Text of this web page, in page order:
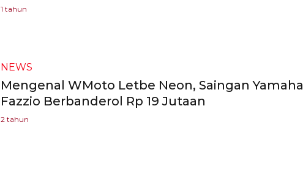
1 tahun
NEWS
Mengenal WMoto Letbe Neon, Saingan Yamaha
Fazzio Berbanderol Rp 19 Jutaan
2 tahun